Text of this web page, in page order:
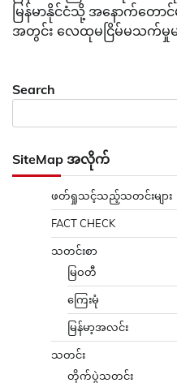
မြန်မာနိုင်ငံသို့ အနောက်တ
အတွင်း လေထုမငြိမ်မသက်မှုမျာ
Search
SiteMap အလိုက်
ဖတ်ရှုသင့်သည့်သတင်းများ
FACT CHECK
သတင်းစာ
မြဝတီ
ကြေးမုံ
မြန်မာ့အလင်း
သတင်း
တိုက်ပွဲသတင်း